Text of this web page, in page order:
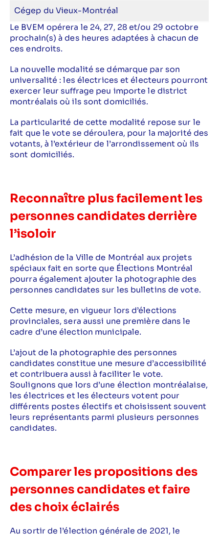
Cégep du Vieux-Montréal
Le BVEM opérera le 24, 27, 28 et/ou 29 octobre
prochain(s) à des heures adaptées à chacun de
ces endroits.
La nouvelle modalité se démarque par son
universalité : les électrices et électeurs pourront
exercer leur suffrage peu importe le district
montréalais où ils sont domiciliés.
La particularité de cette modalité repose sur le
fait que le vote se déroulera, pour la majorité des
votants, à l’extérieur de l’arrondissement où ils
sont domiciliés.
Reconnaître plus facilement les
personnes candidates derrière
l’isoloir
L’adhésion de la Ville de Montréal aux projets
spéciaux fait en sorte que Élections Montréal
pourra également ajouter la photographie des
personnes candidates sur les bulletins de vote.
Cette mesure, en vigueur lors d’élections
provinciales, sera aussi une première dans le
cadre d’une élection municipale.
L’ajout de la photographie des personnes
candidates constitue une mesure d’accessibilité
et contribuera aussi à faciliter le vote.
Soulignons que lors d’une élection montréalaise,
les électrices et les électeurs votent pour
différents postes électifs et choisissent souvent
leurs représentants parmi plusieurs personnes
candidates.
Comparer les propositions des
personnes candidates et faire
des choix éclairés
Au sortir de l’élection générale de 2021, le